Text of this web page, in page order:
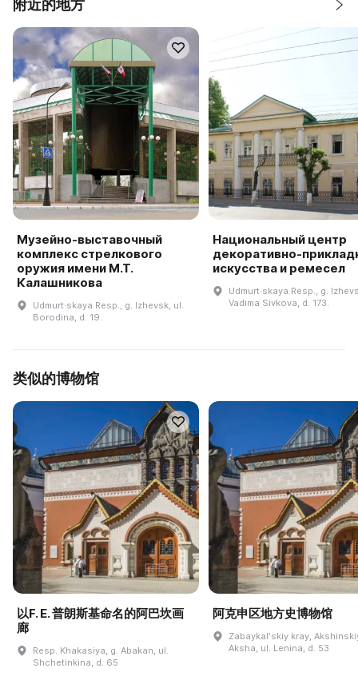
附近的地方
Музейно-выставочный
комплекс стрелкового
оружия имени М.Т.
Калашникова
Udmurt·skaya Resp., g. Izhevsk, ul.
Borodina, d. 19.
Национальный центр
декоративно-
искусства и ремесел
Udmurt·skaya Resp., g.
Vadima Sivkova, d. 173.
类似的博物馆
以F. E. 普朗斯基命名的阿巴坎画
廊
Resp. Khakasiya, g. Abakan, ul.
Shchetinkina, d. 65
阿克申区地方史博物馆
Zabaykalʹskiy kray,
Aksha, ul. Lenina, d. 53